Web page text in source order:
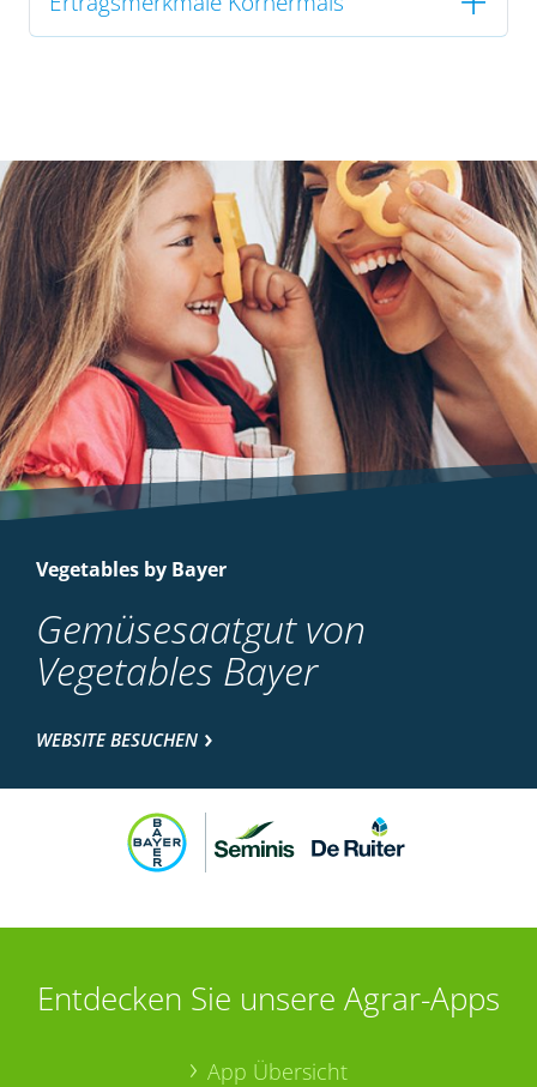
Vegetables by Bayer
Gemüsesaatgut von
Vegetables Bayer
WEBSITE BESUCHEN
Entdecken Sie unsere Agrar-Apps
App Übersicht